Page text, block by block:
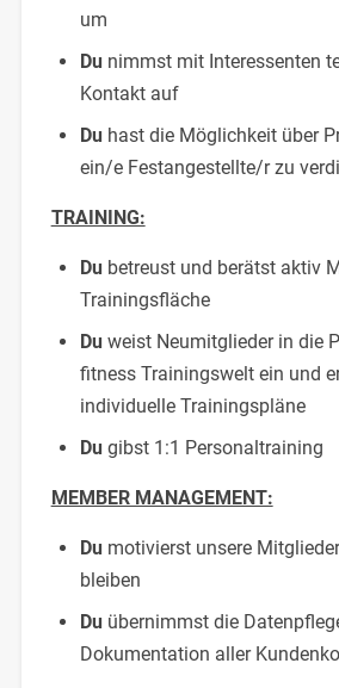
um
Du nimmst mit Interessenten
Kontakt auf
Du hast die Möglichkeit über
ein/e Festangestellte/r zu
TRAINING:
Du betreust und berätst aktiv
Trainingsfläche
Du weist Neumitglieder in die
fitness Trainingswelt ein und
individuelle Trainingspläne
Du gibst 1:1 Personaltraining
MEMBER MANAGEMENT:
Du motivierst unsere
bleiben
Du übernimmst die
Dokumentation aller